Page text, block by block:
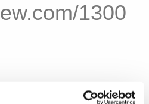
1300